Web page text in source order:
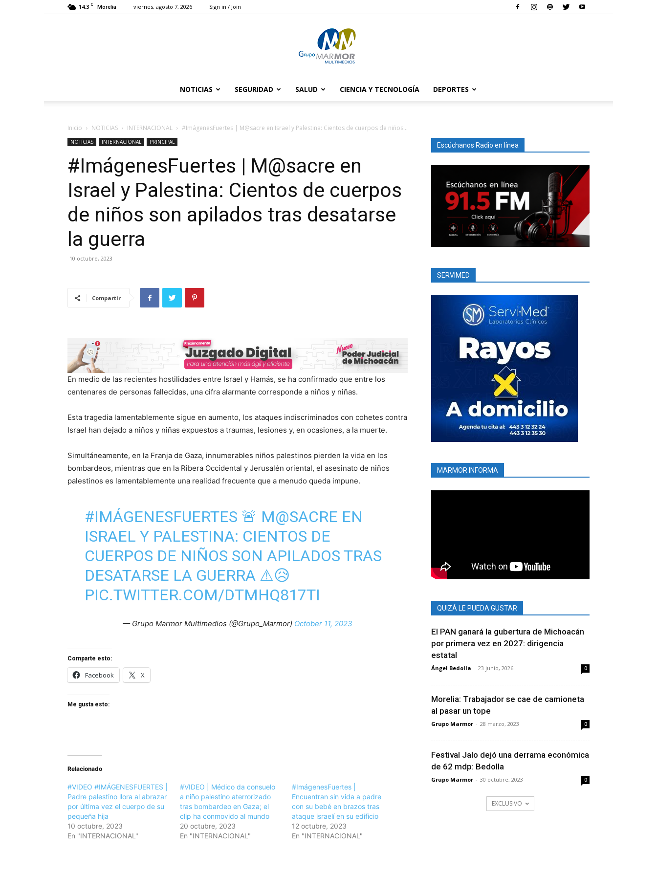
14.3 C Morelia viernes, agosto 7, 2026 Sign in / Join
Marmor
NOTICIAS SEGURIDAD SALUD CIENCIA Y TECNOLOGÍA DEPORTES
Inicio NOTICIAS INTERNACIONAL #ImágenesFuertes | M@sacre en Israel y Palestina: Cientos de cuerpos de niños...
NOTICIAS INTERNACIONAL PRINCIPAL
#ImágenesFuertes | M@sacre en
Israel y Palestina: Cientos de cuerpos
de niños son apilados tras desatarse
la guerra
10 octubre, 2023
Compartir
En medio de las recientes hostilidades entre Israel y Hamás, se ha confirmado que entre los
centenares de personas fallecidas, una cifra alarmante corresponde a niños y niñas.
Esta tragedia lamentablemente sigue en aumento, los ataques indiscriminados con cohetes contra
Israel han dejado a niños y niñas expuestos a traumas, lesiones y, en ocasiones, a la muerte.
Simultáneamente, en la Franja de Gaza, innumerables niños palestinos pierden la vida en los
bombardeos, mientras que en la Ribera Occidental y Jerusalén oriental, el asesinato de niños
palestinos es lamentablemente una realidad frecuente que a menudo queda impune.
#IMÁGENESFUERTES 🚨 M@SACRE EN
ISRAEL Y PALESTINA: CIENTOS DE
CUERPOS DE NIÑOS SON APILADOS TRAS
DESATARSE LA GUERRA ⚠😥
PIC.TWITTER.COM/DTMHQ817TI
— Grupo Marmor Multimedios (@Grupo_Marmor) October 11, 2023
Comparte esto:
Facebook X
Me gusta esto:
Relacionado
#VIDEO #IMÁGENESFUERTES |
Padre palestino llora al abrazar
por última vez el cuerpo de su
pequeña hija
10 octubre, 2023
En "INTERNACIONAL"
#VIDEO | Médico da consuelo
a niño palestino aterrorizado
tras bombardeo en Gaza; el
clip ha conmovido al mundo
20 octubre, 2023
En "INTERNACIONAL"
#ImágenesFuertes |
Encuentran sin vida a padre
con su bebé en brazos tras
ataque israelí en su edificio
12 octubre, 2023
En "INTERNACIONAL"
Escúchanos Radio en línea
SERVIMED
MARMOR INFORMA
QUIZÁ LE PUEDA GUSTAR
El PAN ganará la gubertura de Michoacán
por primera vez en 2027: dirigencia
estatal
Ángel Bedolla - 23 junio, 2026 0
Morelia: Trabajador se cae de camioneta
al pasar un tope
Grupo Marmor - 28 marzo, 2023 0
Festival Jalo dejó una derrama económica
de 62 mdp: Bedolla
Grupo Marmor - 30 octubre, 2023 0
EXCLUSIVO